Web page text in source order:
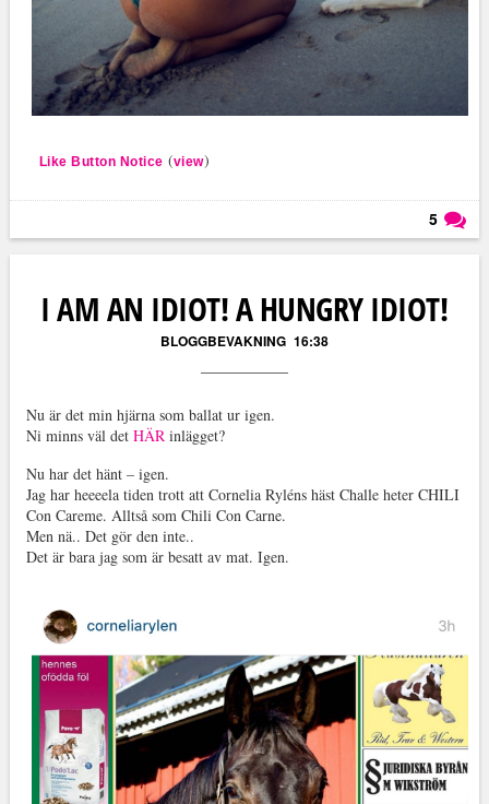
Like Button Notice (view)
5
I AM AN IDIOT! A HUNGRY IDIOT!
BLOGGBEVAKNING 16:38
Nu är det min hjärna som ballat ur igen.
Ni minns väl det HÄR inlägget?
Nu har det hänt – igen.
Jag har heeeela tiden trott att Cornelia Ryléns häst Challe heter CHILI
Con Careme. Alltså som Chili Con Carne.
Men nä.. Det gör den inte..
Det är bara jag som är besatt av mat. Igen.